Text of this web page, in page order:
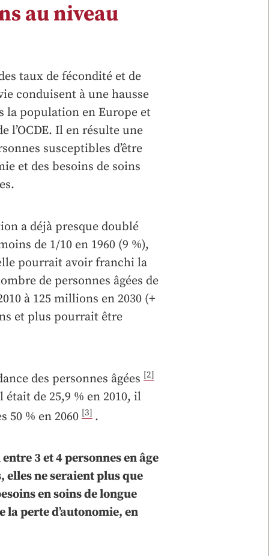
au niveau
taux de fécondité et de
conduisent à une hausse
la population en Europe et
l’OCDE. Il en résulte une
susceptibles d’être
et des besoins de soins
a déjà presque doublé
de 1/10 en 1960 (9 %),
pourrait avoir franchi la
de personnes âgées de
à 125 millions en 2030 (+
et plus pourrait être
des personnes âgées [2]
de 25,9 % en 2010, il
50 % en 2060 [3] .
3 et 4 personnes en âge
elles ne seraient plus que
en soins de longue
la perte d’autonomie, en